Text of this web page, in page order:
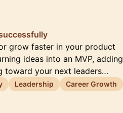
grow faster in your product
ideas into an MVP, adding
toward your next leaders…
Leadership Career Growth